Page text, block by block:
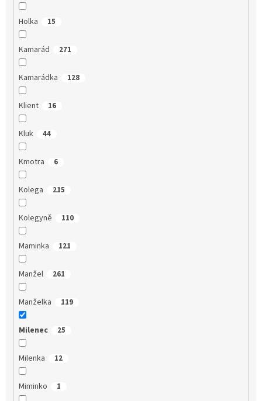
Holka 15
Kamarád 271
Kamarádka 128
Klient 16
Kluk 44
Kmotra 6
Kolega 215
Kolegyně 110
Maminka 121
Manžel 261
Manželka 119
Milenec 25
Milenka 12
Miminko 1